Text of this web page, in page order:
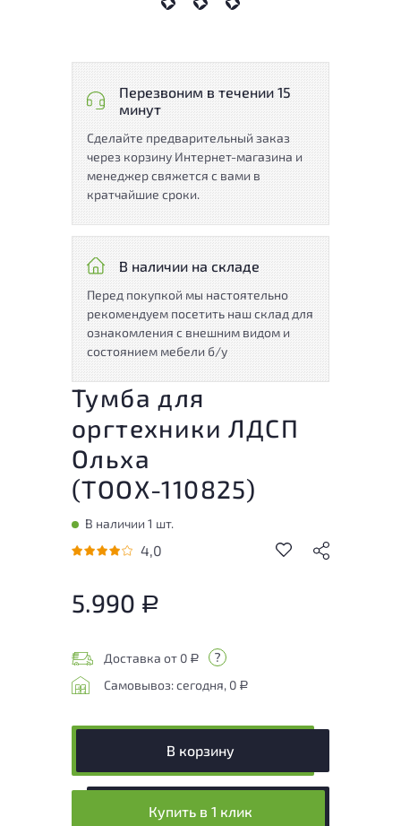
Перезвоним в течении 15
минут
Сделайте предварительный заказ
через корзину Интернет-магазина и
менеджер свяжется с вами в
кратчайшие сроки.
В наличии на складе
Перед покупкой мы настоятельно
рекомендуем посетить наш склад для
ознакомления с внешним видом и
состоянием мебели б/у
Тумба для
оргтехники ЛДСП
Ольха
(ТООХ-110825)
В наличии 1 шт.
4,0
5.990 Р
Доставка от 0 Р
Самовывоз: сегодня, 0 Р
В корзину
Купить в 1 клик